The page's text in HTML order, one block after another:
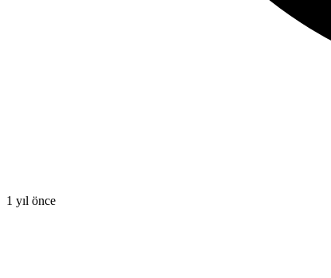
1 yıl önce